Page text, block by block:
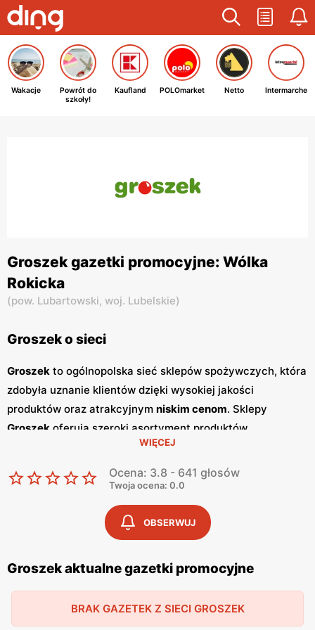
Wakacje
Powrót do
szkoły!
Kaufland POLOmarket Netto Intermarche
Groszek gazetki promocyjne: Wólka
Rokicka
(pow. Lubartowski, woj. Lubelskie)
Groszek o sieci
Groszek to ogólnopolska sieć sklepów spożywczych, która
zdobyła uznanie klientów dzięki wysokiej jakości
produktów oraz atrakcyjnym niskim cenom. Sklepy
Groszek oferują szeroki asortyment produktów
spożywczych, w tym świeże owoce i warzywa, pieczywo,
nabiał, mięso oraz artykuły codziennego użytku. Klienci
cenią sobie bogaty wybór oraz częste
umożliwiają oszczędności na zakupach. Jednym z
kluczowych elementów strategii marketingowej
są regularnie wydawanegazetki promocyjne
prezentują najnowsze
promocje , specjalne oferty oraz
sezonowe wyprzedaże, dzięki czemu klienci mogą
cenowych. Publikacje te są dostępne zarówno w formie
WIĘCEJ
Ocena: 3.8 - 641 głosów
Twoja ocena: 0.0
OBSERWUJ
Groszek aktualne gazetki promocyjne
BRAK GAZETEK Z SIECI GROSZEK